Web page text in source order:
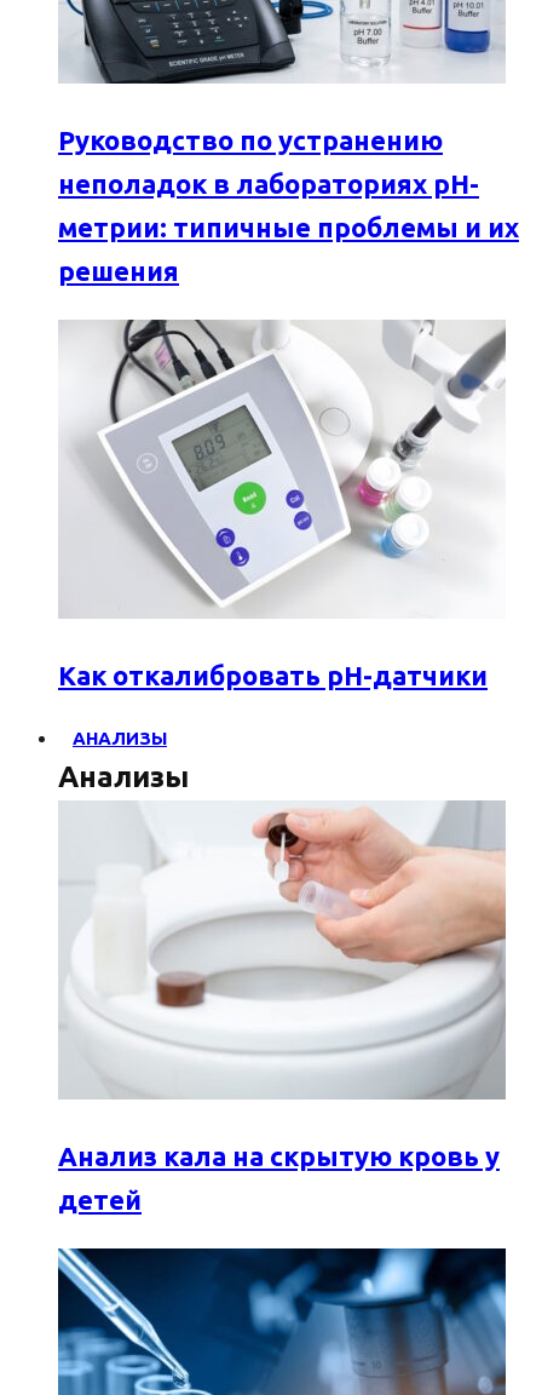
Руководство по устранению
неполадок в лабораториях pH-
метрии: типичные проблемы и их
решения
Как откалибровать pH-датчики
АНАЛИЗЫ
Анализы
Анализ кала на скрытую кровь у
детей